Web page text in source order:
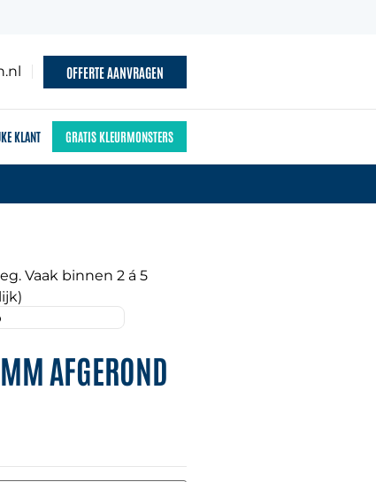
OFFERTE AANVRAGEN
KLANT GRATIS KLEURMONSTERS
Vaak binnen 2 á 5
AFGEROND